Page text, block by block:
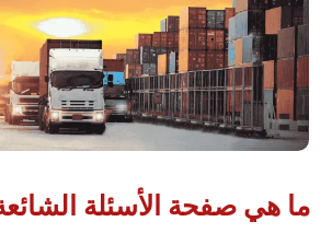
ما هي صفحة الأسئلة